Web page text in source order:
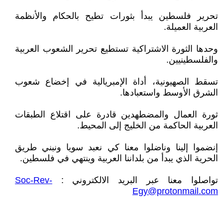
تحرير فلسطين يبدأ بثورات تطيح بالحكام والأنظمة
العربية العميلة.
وحدها الثورة الاشتراكية تستطيع تحرير الشعوب العربية
والفلسطينيين.
تسقط الصهيونية، أداة الإمبريالية في إخضاع شعوب
الشرق الأوسط واستعبادها.
ثورة العمال والمضطهدين قادرة على اقتلاع الطبقات
العربية الحاكمة من الخليج إلى المحيط.
إنضموا إلينا وناضلوا معنا كي نعبد سويا ونبني طريق
الحرية الذي يبدأ من بلداننا العربية وينتهي في فلسطين.
تواصلوا معنا عبر البريد الالكتروني : Soc-Rev-
Egy@protonmail.com